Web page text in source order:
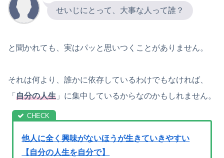
せいじにとって、大事な人って誰？
と聞かれても、実はパッと思いつくことがありません。
それは何より、誰かに依存しているわけでもなければ、
「 自分の人生 」に集中しているからなのかもしれません。
他人に全く興味がないほうが生きていきやすい
【自分の人生を自分で】